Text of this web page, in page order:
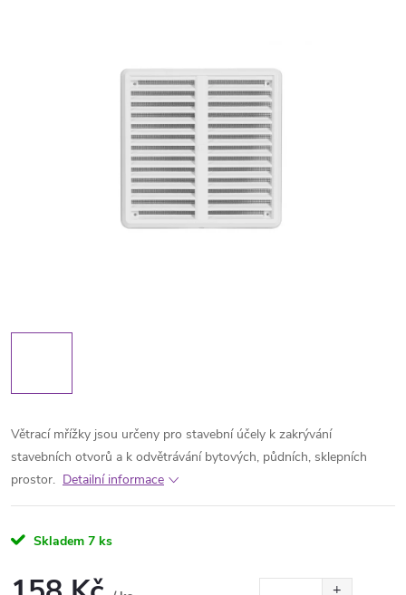
Větrací mřížky jsou určeny pro stavební účely k zakrývání
stavebních otvorů a k odvětrávání bytových, půdních, sklepních
prostor. Detailní informace
Skladem 7 ks